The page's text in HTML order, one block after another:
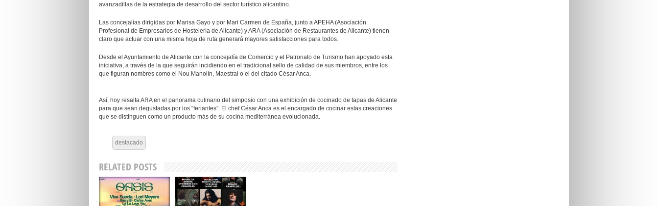
avanzadillas de la estrategia de desarrollo del sector turístico alicantino.
Las concejalías dirigidas por Marisa Gayo y por Mari Carmen de España, junto a APEHA (Asociación
Profesional de Empresarios de Hostelería de Alicante) y ARA (Asociación de Restaurantes de Alicante) tienen
claro que actuar con una misma hoja de ruta generará mayores satisfacciones para todos.
Desde el Ayuntamiento de Alicante con la concejalía de Comercio y el Patronato de Turismo han apoyado esta
iniciativa, a través de la que seguirán incidiendo en el tradicional sello de calidad de sus miembros, entre los
que figuran nombres como el Nou Manolín, Maestral o el del citado César Anca.
Así, hoy resalta ARA en el panorama culinario del simposio con una exhibición de cocinado de tapas de Alicante
para que sean degustadas por los “feriantes”. El chef César Anca es el encargado de cocinar estas creaciones
que se distinguen como un producto más de su cocina mediterránea evolucionada.
destacado
RELATED POSTS